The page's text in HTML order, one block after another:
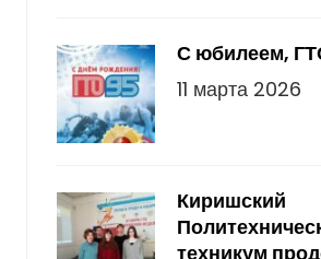
С юбилеем,
11 марта 2026
Киришский
техникум